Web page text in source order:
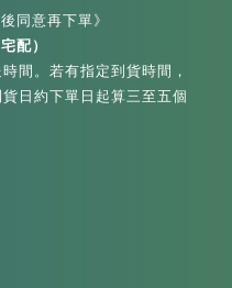
同意再下單》
配）
間。若有指定到貨時間，
日約下單日起算三至五個